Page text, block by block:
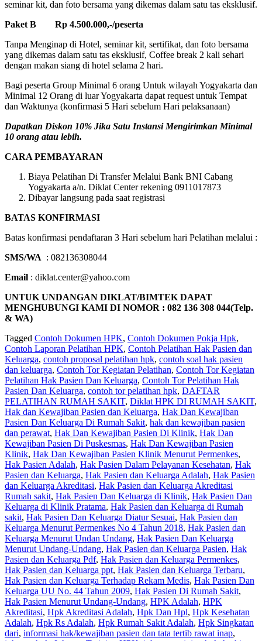
seminar kit, dan foto bersama yang dikemas dalam satu tas eksklusif.
Paket B Rp 4.500.000,-/peserta
Tanpa Menginap di Hotel, seminar kit, sertifikat, dan foto bersama
yang dikemas dalam satu tas eksklusif, Coffee break 2 kali sehari
dengan makan siang di hotel selama 2 hari.
Bagi peserta Group Minimal 6 orang Untuk wilayah Yogyakarta dan
Minimal 12 Orang di luar Yogyakarta dapat request untuk Tempat
dan Waktunya (konfirmasi 5 Hari sebelum Hari pelaksanaan)
Dapatkan Diskon 10% Jika Satu Instansi Mengirimkan Minimal
10 orang atau lebih.
CARA PEMBAYARAN
Biaya Pelatihan Di Transfer Melalui Bank BNI Cabang
Yogyakarta a/n. Diklat Center rekening 0911017873
Dibayar langsung pada saat registrasi
BATAS KONFIRMASI
Batas konfirmasi pendaftaran 3 Hari sebelum hari Pelatihan melalui :
SMS/WA : 082136308044
Email : diklat.center@yahoo.com
UNTUK UNDANGAN DIKLAT/BIMTEK DAPAT
MENGHUBUNGI KAMI DI NOMOR : 082 136 308 044(Telp.
& WA)
Tagged Contoh Dokumen HPK, Contoh Dokumen Pokja Hpk,
Contoh Laporan Pelatihan HPK, Contoh Pelatihan Hak Pasien dan
Keluarga, contoh proposal pelatihan hpk, contoh soal hak pasien
dan keluarga, Contoh Tor Kegiatan Pelatihan, Contoh Tor Kegiatan
Pelatihan Hak Pasien Dan Keluarga, Contoh Tor Pelatihan Hak
Pasien Dan Keluarga, contoh tor pelatihan hpk, DAFTAR
PELATIHAN RUMAH SAKIT, Diklat HPK DI RUMAH SAKIT,
Hak dan Kewajiban Pasien dan Keluarga, Hak Dan Kewajiban
Pasien Dan Keluarga Di Rumah Sakit, hak dan kewajiban pasien
dan perawat, Hak Dan Kewajiban Pasien Di Klinik, Hak Dan
Kewajiban Pasien Di Puskesmas, Hak Dan Kewajiban Pasien
Klinik, Hak Dan Kewajiban Pasien Klinik Menurut Permenkes,
Hak Pasien Adalah, Hak Pasien Dalam Pelayanan Kesehatan, Hak
Pasien dan Keluarga, Hak Pasien dan Keluarga Adalah, Hak Pasien
dan Keluarga Akreditasi, Hak Pasien dan Keluarga Akreditasi
Rumah sakit, Hak Pasien Dan Keluarga di Klinik, Hak Pasien Dan
Keluarga di Klinik Pratama, Hak Pasien dan Keluarga di Rumah
sakit, Hak Pasien Dan Keluarga Diatur Sesuai, Hak Pasien dan
Keluarga Menurut Permenkes No 4 Tahun 2018, Hak Pasien dan
Keluarga Menurut Undan Undang, Hak Pasien Dan Keluarga
Menurut Undang-Undang, Hak Pasien dan Keluarga Pasien, Hak
Pasien dan Keluarga Pdf, Hak Pasien dan Keluarga Permenkes,
Hak Pasien dan Keluarga ppt, Hak Pasien dan Keluarga Terbaru,
Hak Pasien dan Keluarga Terhadap Rekam Medis, Hak Pasien Dan
Keluarga UU No. 44 Tahun 2009, Hak Pasien Di Rumah Sakit,
Hak Pasien Menurut Undang-Undang, HPK Adalah, HPK
Akreditasi, Hpk Akreditasi Adalah, Hpk Dan Hpl, Hpk Kesehatan
Adalah, Hpk Rs Adalah, Hpk Rumah Sakit Adalah, Hpk Singkatan
dari, informasi hak/kewajiban pasien dan tata tertib rawat inap,